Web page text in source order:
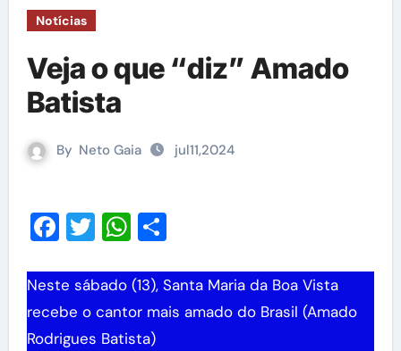
Notícias
Veja o que “diz” Amado
Batista
By Neto Gaia jul11,2024
Facebook
TwitterWhatsApp
Share
Neste sábado (13), Santa Maria da Boa Vista
recebe o cantor mais amado do Brasil (Amado
Rodrigues Batista)